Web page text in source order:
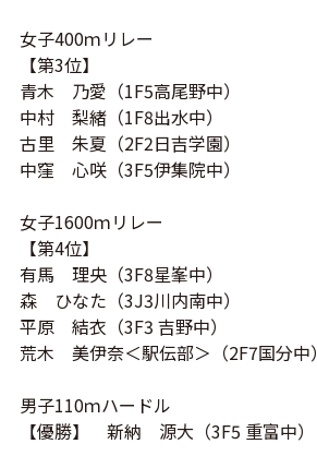
女子400ｍリレー
【第3位】
青木 乃愛（1F5高尾野中）
中村 梨緒（1F8出水中）
古里 朱夏（2F2日吉学園）
中窪 心咲（3F5伊集院中）
女子1600ｍリレー
【第4位】
有馬 理央（3F8星峯中）
森 ひなた（3J3川内南中）
平原 結衣（3F3 吉野中）
荒木 美伊奈＜駅伝部＞（2F7国分中）
男子110ｍハードル
【優勝】 新納 源大（3F5 重富中）